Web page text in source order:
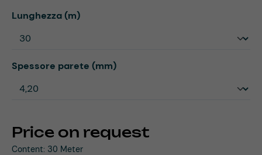
Price on request
Content: 30 Meter
Select
Lunghezza (m)
Select
Spessore parete (mm)